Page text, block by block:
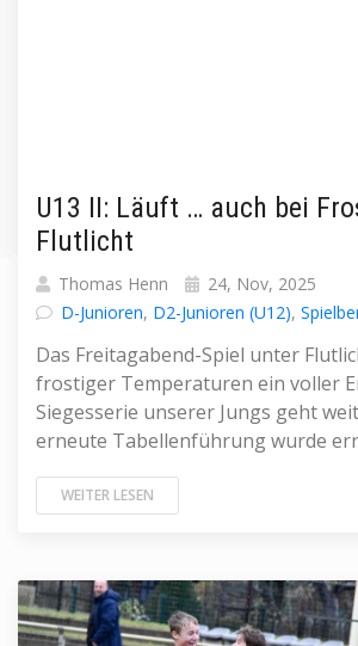
U13 II: Läuft … auch bei
Flutlicht
Thomas Henn
24, Nov, 2025
D-Junioren, D2-Junioren (U12),
Das Freitagabend-Spiel unter
frostiger Temperaturen ein voller
Siegesserie unserer Jungs geht
erneute Tabellenführung wurde
WEITER LESEN